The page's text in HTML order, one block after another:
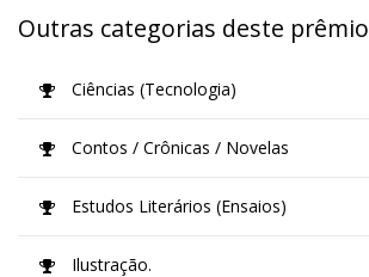
Outras categorias deste prêmio
Ciências (Tecnologia)
Contos / Crônicas / Novelas
Estudos Literários (Ensaios)
Ilustração.